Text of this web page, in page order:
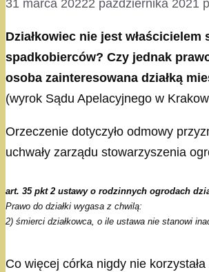
31 marca 20222 października 2021
Działkowiec nie jest
spadkobierców? Czy jednak
osoba zainteresowana działką
(wyrok Sądu Apelacyjnego w
Orzeczenie dotyczyło odmowy
uchwały zarządu stowarzyszenia
art. 35 pkt 2 ustawy o rodzinnych ogrodach
Prawo do działki wygasa z chwilą:
2) śmierci działkowca, o ile ustawa nie stanowi
Co więcej córka nigdy nie